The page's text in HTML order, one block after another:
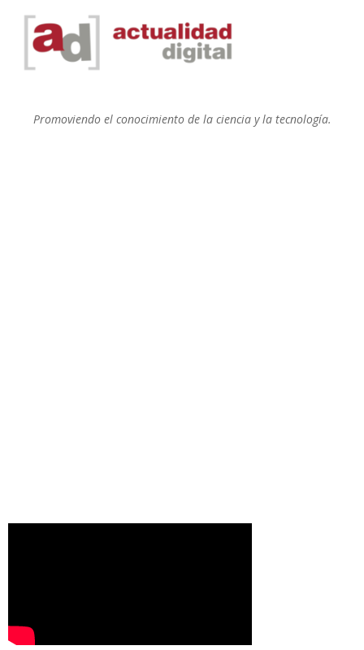
Promoviendo el conocimiento de la ciencia y la tecnología.